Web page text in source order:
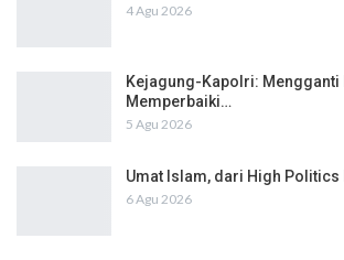
4 Agu 2026
Kejagung-Kapolri: Mengganti
Memperbaiki…
5 Agu 2026
Umat Islam, dari High Politics
6 Agu 2026